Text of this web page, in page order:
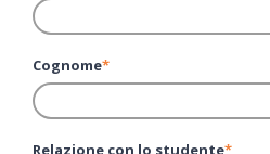
Cognome*
Relazione con lo studente*